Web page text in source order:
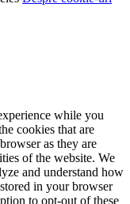
while you
cookies that are
as they are
of the website. We
and understand how
in your browser
to opt-out of these